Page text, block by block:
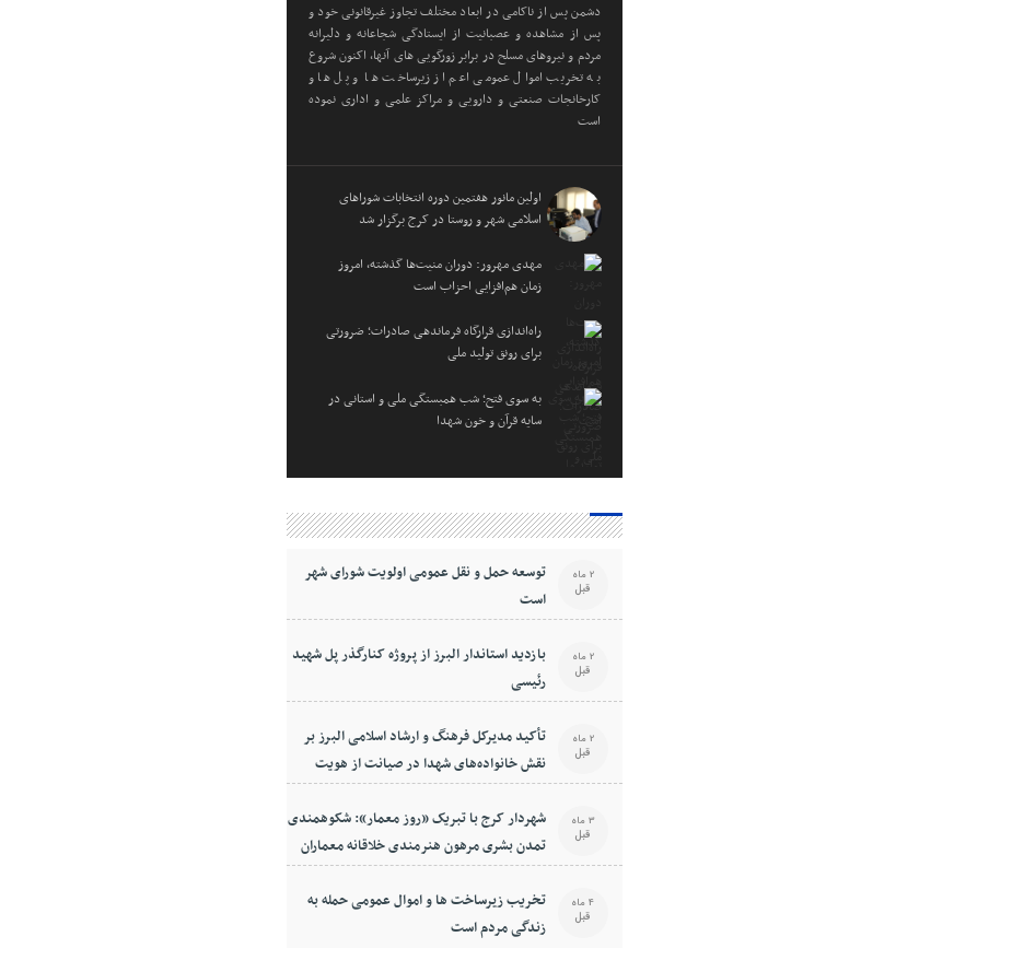
دشمن پس از ناکامی در ابعاد مختلف تجاوز غیرقانونی خود و
پس از مشاهده و عصبانیت از ایستادگی شجاعانه و دلیرانه
مردم و نیروهای مسلح در برابر زورگویی های آنها، اکنون شروع
به تخریب اموال عمومی اعم از زیرساخت ها و پل ها و
کارخانجات صنعتی و دارویی و مراکز علمی و اداری نموده
است
اولین مانور هفتمین دوره انتخابات شوراهای
اسلامی شهر و روستا در کرج برگزار شد
مهدی مهرور: دوران منیت‌ها گذشته، امروز
زمان هم‌افزایی احزاب است
راه‌اندازی قرارگاه فرماندهی صادرات؛ ضرورتی
برای رونق تولید ملی
به سوی فتح؛ شب همبستگی ملی و استانی در
سایه قرآن و خون شهدا
توسعه حمل و نقل عمومی اولویت شورای شهر
است
2 ماه
قبل
بازدید استاندار البرز از پروژه کنارگذر پل شهید
رئیسی
2 ماه
قبل
تأکید مدیرکل فرهنگ و ارشاد اسلامی البرز بر
نقش خانواده‌های شهدا در صیانت از هویت
فرهنگی جامعه
2 ماه
قبل
شهردار کرج با تبریک «روز معمار»: شکوهمندی
تمدن بشری مرهون هنرمندی خلاقانه معماران
است
3 ماه
قبل
تخریب زیرساخت ها و اموال عمومی حمله به
زندگی مردم است
4 ماه
قبل